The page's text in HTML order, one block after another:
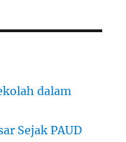
dalam
Sejak PAUD